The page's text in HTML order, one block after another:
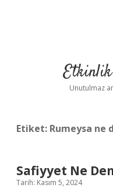
Unutulmaz
Etiket: Rumeysa ne
Safiyyet Ne
Tarih: Kasım 5, 2024